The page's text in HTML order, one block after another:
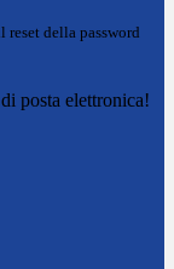
reset della password
posta elettronica!